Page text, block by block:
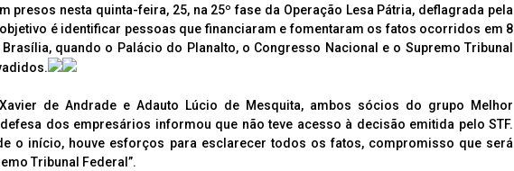
presos nesta quinta-feira, 25, na 25º fase da Operação Lesa Pátria, deflagrada pela
objetivo é identificar pessoas que financiaram e fomentaram os fatos ocorridos em 8
quando o Palácio do Planalto, o Congresso Nacional e o Supremo Tribunal
de Andrade e Adauto Lúcio de Mesquita, ambos sócios do grupo Melhor
dos empresários informou que não teve acesso à decisão emitida pelo STF.
o início, houve esforços para esclarecer todos os fatos, compromisso que será
Tribunal Federal”.